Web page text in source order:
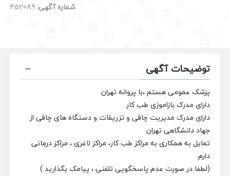
شماره آگهی: 452089
توضیحات آگهی
پزشک عمومی هستم ،با پروانه تهران
دارای مدرک بازاموزی طب کار
دارای مدرک مدیریت چاقی و تزریقات و دستگاه های چاقی از
جهاد دانشگاهی تهران
تمایل به همکاری به مراکز طب کار، مراکز لاغری ، مراکز درمانی
دارم.
(لطفا در صورت عدم پاسخگویی تلفنی ، پیامک بگذارید )